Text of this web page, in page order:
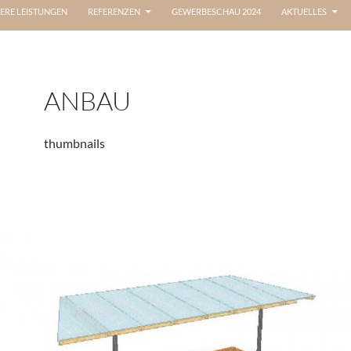
LEISTUNGEN REFERENZEN GEWERBESCHAU 2024 AKTUELLES
ANBAU
thumbnails